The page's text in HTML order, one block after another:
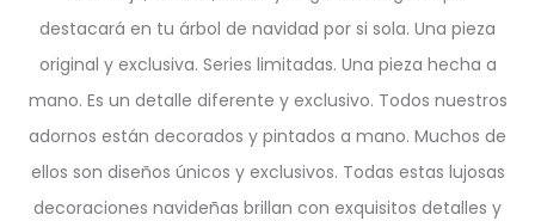
destacará en tu árbol de navidad por si sola. Una pieza
original y exclusiva. Series limitadas. Una pieza hecha a
mano. Es un detalle diferente y exclusivo. Todos nuestros
adornos están decorados y pintados a mano. Muchos de
ellos son diseños únicos y exclusivos. Todas estas lujosas
decoraciones navideñas brillan con exquisitos detalles y